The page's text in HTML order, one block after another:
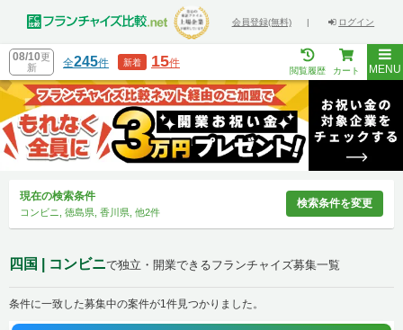
会員登録(無料) | ログイン
08/10更
新
全245件 新着 15件
閲覧履歴 カート MENU
現在の検索条件
コンビニ, 徳島県, 香川県, 他2件
検索条件を変更
四国 | コンビニで独立・開業できるフランチャイズ募集一覧
条件に一致した募集中の案件が1件見つかりました。